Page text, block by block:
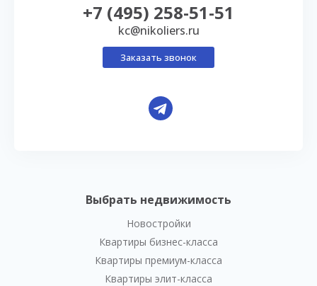
Выбрать недвижимость
Новостройки
Квартиры бизнес-класса
Квартиры премиум-класса
Квартиры элит-класса
+7 (495) 258-51-51
kc@nikoliers.ru
Заказать звонок